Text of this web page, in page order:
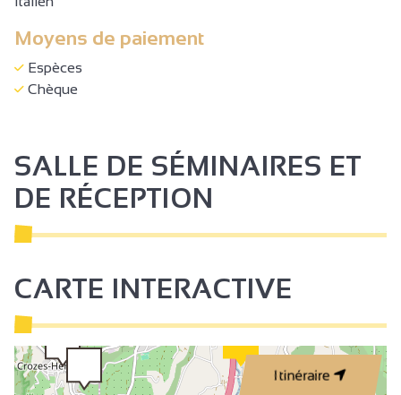
Moyens de paiement
Espèces
Chèque
SALLE DE SÉMINAIRES ET
DE RÉCEPTION
CARTE INTERACTIVE
Itinéraire